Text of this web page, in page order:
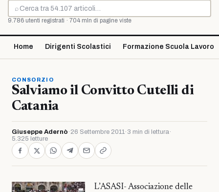
⌕
Cerca
9.786 utenti registrati · 704 mln di pagine viste
Home Dirigenti Scolastici Formazione Scuola Lavoro
CONSORZIO
Salviamo il Convitto Cutelli di
Catania
Giuseppe Adernò · 26 Settembre 2011· 3 min di lettura·
5.325 letture
L’ASASI- Associazione delle